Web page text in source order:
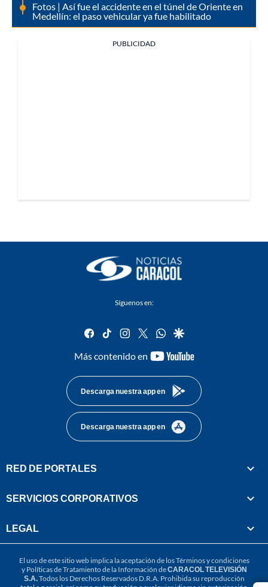
Fotos | Así fue el accidente en el túnel de Oriente en
Medellín: el paso vehicular ya fue habilitado
PUBLICIDAD
Síguenos en:
facebook
tiktok instagram
twitterwhatsapp
google
Más contenido en
youtube-
Descarga nuestra app en
Descarga nuestra app en
RED DE PORTALES
SERVICIOS CORPORATIVOS
LEGAL
El uso de este sitio web implica la aceptación de losTérminos y condiciones
y Políticas de Tratamiento de la Información deCARACOL TELEVISIÓN
S.A.Todos los Derechos Reservados D.R.A. Prohibida su reproducción